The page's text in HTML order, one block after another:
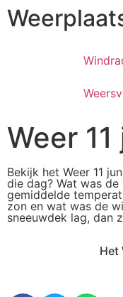
Weer
Bekijk het Weer 11
die dag? Wat was
gemiddelde
zon en wat was de
sneeuwdek lag, dan
Het